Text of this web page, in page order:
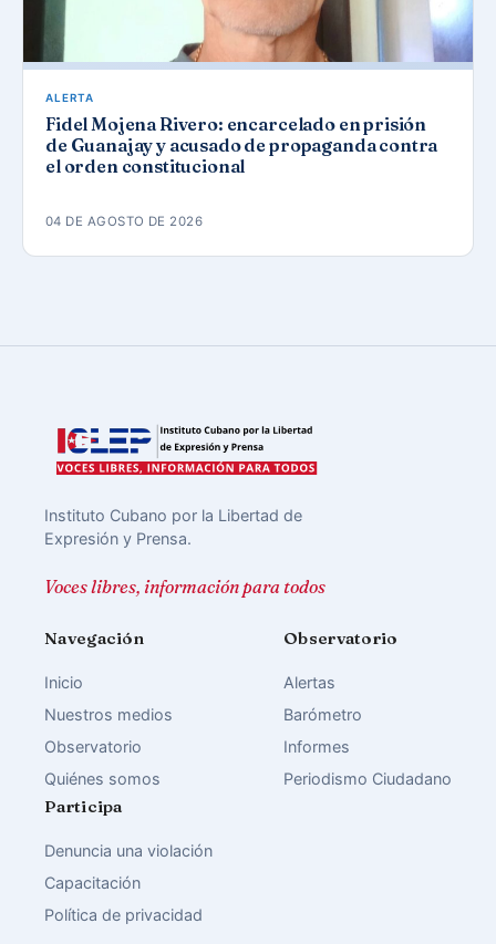
ALERTA
Fidel Mojena Rivero: encarcelado en prisión
de Guanajay y acusado de propaganda contra
el orden constitucional
04 DE AGOSTO DE 2026
Instituto Cubano por la Libertad de
Expresión y Prensa.
Voces libres, información para todos
Navegación
Inicio
Nuestros medios
Observatorio
Quiénes somos
Observatorio
Alertas
Barómetro
Informes
Periodismo Ciudadano
Participa
Denuncia una violación
Capacitación
Política de privacidad